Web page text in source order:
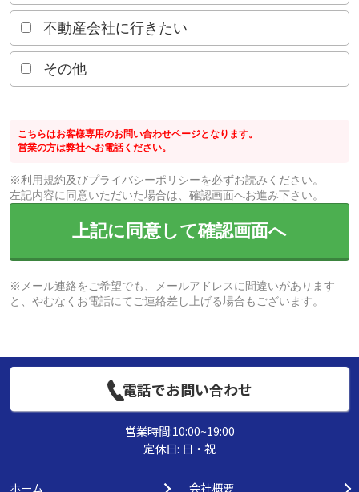
不動産会社に行きたい
その他
こちらはお客様専用のお問い合わせページとなります。
営業の方は弊社へお電話ください。
※利用規約及びプライバシーポリシーを必ずお読みください。
左記内容に同意いただいた場合は、確認画面へお進み下さい。
上記に同意して確認画面へ
※メール連絡をご希望でも、メールアドレスに間違いがあります
と、やむなくお電話にてご連絡差し上げる場合もございます。
電話でお問い合わせ
営業時間:10:00~19:00
定休日: 日・祝
ホーム 会社概要